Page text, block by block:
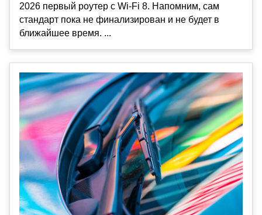
2026 первый роутер с Wi-Fi 8. Напомним, сам
стандарт пока не финализирован и не будет в
ближайшее время. ...